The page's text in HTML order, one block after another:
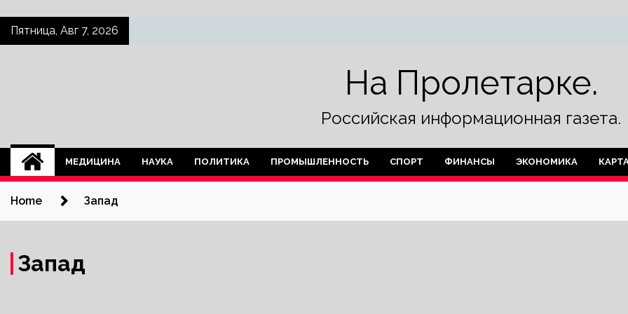
SkipПятница, Авг 7, 2026
На Пролетарке.
Российская информационная газета.
МЕДИЦИНА НАУКА ПОЛИТИКА ПРОМЫШЛЕННОСТЬ СПОРТ ФИНАНСЫ ЭКОНОМИКА
Home Запад
Запад